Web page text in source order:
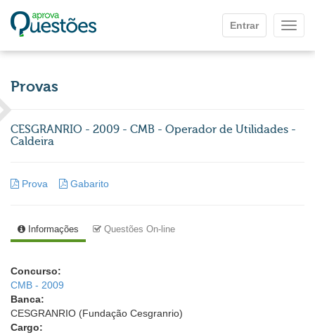
Entrar
Provas
CESGRANRIO - 2009 - CMB - Operador de Utilidades -
Caldeira
Prova Gabarito
Informações Questões On-line
Concurso:
CMB - 2009
Banca:
CESGRANRIO (Fundação Cesgranrio)
Cargo: